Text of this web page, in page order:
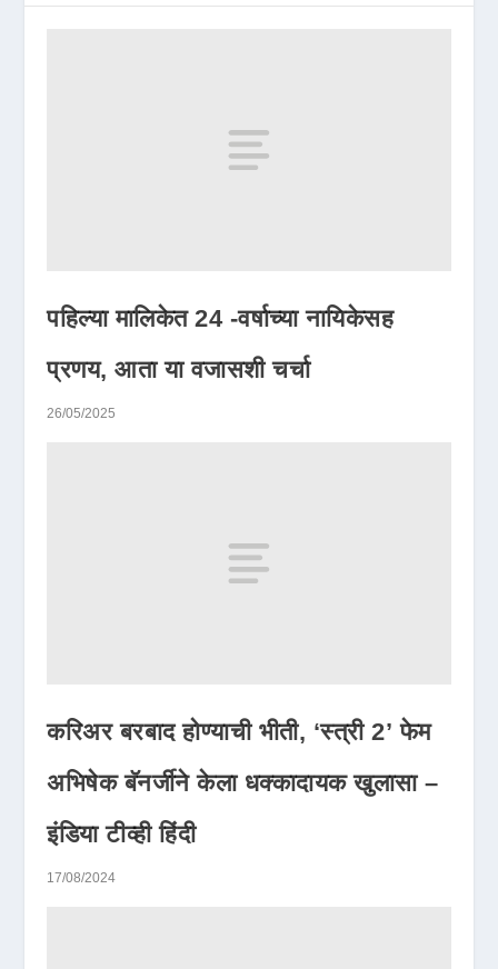
पहिल्या मालिकेत 24 -वर्षाच्या नायिकेसह
प्रणय, आता या वजासशी चर्चा
26/05/2025
करिअर बरबाद होण्याची भीती, ‘स्त्री 2’ फेम
अभिषेक बॅनर्जीने केला धक्कादायक खुलासा –
इंडिया टीव्ही हिंदी
17/08/2024